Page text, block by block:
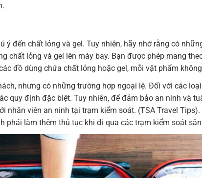
ý đến chất lỏng và gel. Tuy nhiên, hãy nhớ rằng có
chất lỏng và gel lên máy bay. Bạn được phép mang
đồ dùng chứa chất lỏng hoặc gel, mỗi vật phẩm
nhưng có những trường hợp ngoại lệ. Đối với các
quy định đặc biệt. Tuy nhiên, để đảm bảo an ninh và
nhân viên an ninh tại trạm kiểm soát. (TSA Travel
phải làm thêm thủ tục khi đi qua các trạm kiểm soát sân